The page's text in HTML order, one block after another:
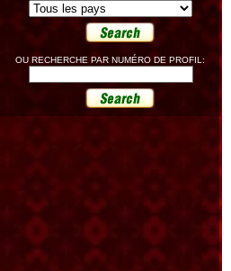
OU RECHERCHE PAR NUMÉRO DE PROFIL: